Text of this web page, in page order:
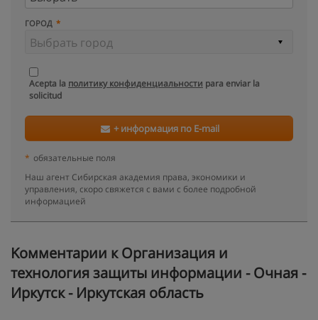
ГОРОД
Acepta la политику конфиденциальности para enviar la
solicitud
+ информация по E-mail
* обязательные поля
Наш агент Сибирская академия права, экономики и
управления, скоро свяжется с вами с более подробной
информацией
Kомментарии к Организация и
технология защиты информации - Очная -
Иркутск - Иркутская область